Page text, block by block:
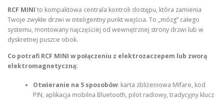
RCF MINI to kompaktowa centrala kontroli dostępu, która zamienia
Twoje zwykłe drzwi w inteligentny punkt wejścia. To „mózg” całego
systemu, montowany najczęściej od wewnętrznej strony drzwi lub w
dyskretnej puszce obok.
Co potrafi RCF MINI w połączeniu z elektrozaczepem lub zworą
elektromagnetyczną:
Otwieranie na 5 sposobów: karta zbliżeniowa Mifare, kod
PIN, aplikacja mobilna Bluetooth, pilot radiowy, tradycyjny klucz